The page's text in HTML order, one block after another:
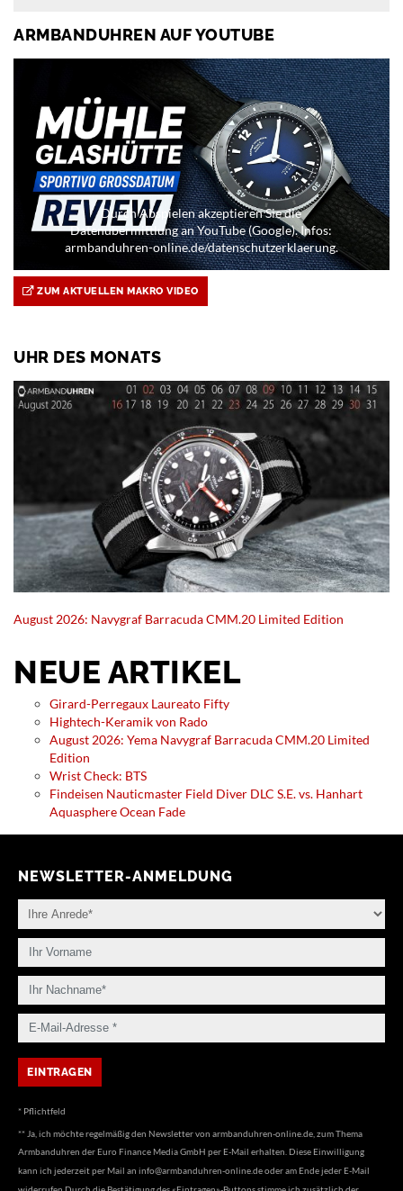
ARMBANDUHREN AUF YOUTUBE
Durch Abspielen akzeptieren Sie die
Datenübermittlung an YouTube (Google). Infos:
armbanduhren-online.de/datenschutzerklaerung.
ZUM AKTUELLEN MAKRO VIDEO
UHR DES MONATS
August 2026: Navygraf Barracuda CMM.20 Limited Edition
NEUE ARTIKEL
Girard-Perregaux Laureato Fifty
Hightech-Keramik von Rado
August 2026: Yema Navygraf Barracuda CMM.20 Limited
Edition
Wrist Check: BTS
Findeisen Nauticmaster Field Diver DLC S.E. vs. Hanhart
Aquasphere Ocean Fade
NEWSLETTER-ANMELDUNG
* Pflichtfeld
** Ja, ich möchte regelmäßig den Newsletter von armbanduhren-online.de, zum Thema
Armbanduhren der Euro Finance Media GmbH per E-Mail erhalten. Diese Einwilligung
kann ich jederzeit per Mail an info@armbanduhren-online.deoder am Ende jeder E-Mail